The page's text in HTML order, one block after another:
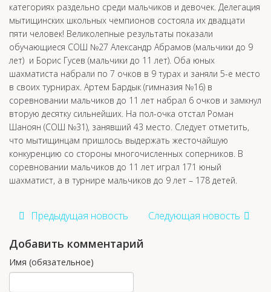
категориях раздельно среди мальчиков и девочек. Делегация
мытищинских школьных чемпионов состояла их двадцати
пяти человек! Великолепные результаты показали
обучающиеся СОШ №27 Александр Абрамов (мальчики до 9
лет) и Борис Гусев (мальчики до 11 лет). Оба юных
шахматиста набрали по 7 очков в 9 турах и заняли 5-е место
в своих турнирах. Артем Бардык (гимназия №16) в
соревновании мальчиков до 11 лет набрал 6 очков и замкнул
вторую десятку сильнейших. На пол-очка отстал Роман
Шаноян (СОШ №31), занявший 43 место. Следует отметить,
что мытищинцам пришлось выдержать жесточайшую
конкуренцию со стороны многочисленных соперников. В
соревновании мальчиков до 11 лет играл 171 юный
шахматист, а в турнире мальчиков до 9 лет – 178 детей.
Предыдущая новость Следующая новость
Добавить комментарий
Имя (обязательное)